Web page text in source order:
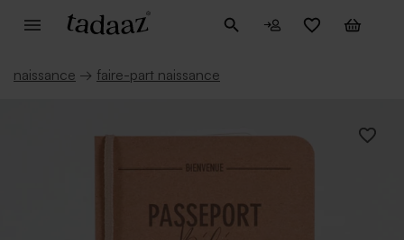
naissance → faire-part naissance